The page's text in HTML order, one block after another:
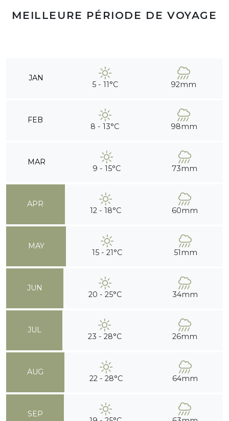
MEILLEURE PÉRIODE DE VOYAGE
JAN
5 - 11°C 92mm
FEB
8 - 13°C 98mm
MAR
9 - 15°C 73mm
APR
12 - 18°C 60mm
MAY
15 - 21°C 51mm
JUN
20 - 25°C 34mm
JUL
23 - 28°C 26mm
AUG
22 - 28°C 64mm
SEP